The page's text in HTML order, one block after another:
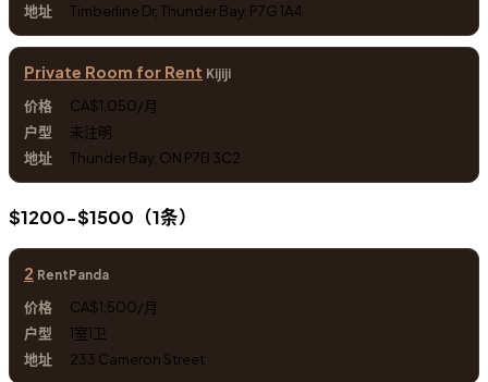
Timberline Dr, Thunder Bay, P7G 1A4
Private Room for Rent Kijiji
CA$1,050/月
未注明
Thunder Bay, ON P7B 3C2
$1200-$1500（1条）
2 RentPanda
CA$1,500/月
1室1卫
233 Cameron Street